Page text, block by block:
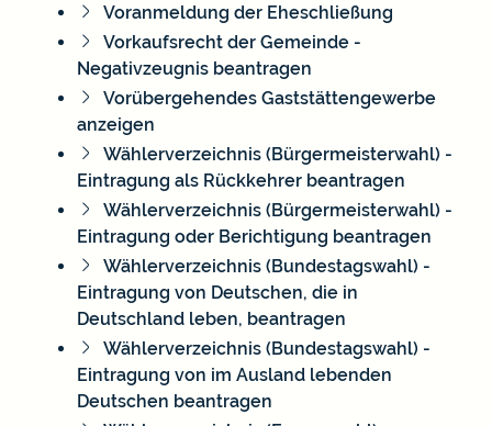
Voranmeldung der Eheschließung
Vorkaufsrecht der Gemeinde -
Negativzeugnis beantragen
Vorübergehendes Gaststättengewerbe
anzeigen
Wählerverzeichnis (Bürgermeisterwahl) -
Eintragung als Rückkehrer beantragen
Wählerverzeichnis (Bürgermeisterwahl) -
Eintragung oder Berichtigung beantragen
Wählerverzeichnis (Bundestagswahl) -
Eintragung von Deutschen, die in
Deutschland leben, beantragen
Wählerverzeichnis (Bundestagswahl) -
Eintragung von im Ausland lebenden
Deutschen beantragen